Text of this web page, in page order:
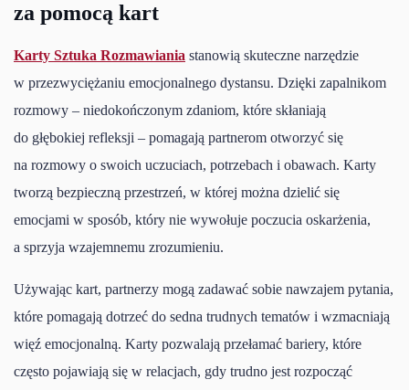
za pomocą kart
Karty Sztuka Rozmawiania stanowią skuteczne narzędzie
w przezwyciężaniu emocjonalnego dystansu. Dzięki zapalnikom
rozmowy – niedokończonym zdaniom, które skłaniają
do głębokiej refleksji – pomagają partnerom otworzyć się
na rozmowy o swoich uczuciach, potrzebach i obawach. Karty
tworzą bezpieczną przestrzeń, w której można dzielić się
emocjami w sposób, który nie wywołuje poczucia oskarżenia,
a sprzyja wzajemnemu zrozumieniu.
Używając kart, partnerzy mogą zadawać sobie nawzajem pytania,
które pomagają dotrzeć do sedna trudnych tematów i wzmacniają
więź emocjonalną. Karty pozwalają przełamać bariery, które
często pojawiają się w relacjach, gdy trudno jest rozpocząć